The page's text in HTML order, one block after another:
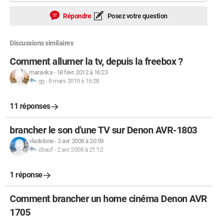
Répondre Posez votre question
Discussions similaires
Comment allumer la tv, depuis la freebox ?
maravika- 18 févr. 2012 à 16:23
gg- 8 mars 2019 à 16:28
11 réponses
brancher le son d'une TV sur Denon AVR-1803
vladstone-2 avr. 2008 à 20:59
cbauf-2 avr. 2008 à 21:12
1 réponse
Comment brancher un home cinéma Denon AVR
1705